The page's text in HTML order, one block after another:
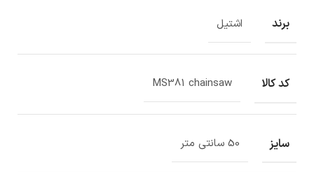
برند اشتیل
کد کالا MS381 chainsaw
سایز 50 سانتی متر